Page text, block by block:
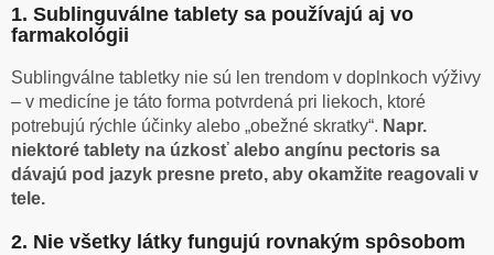
1. Sublinguválne tablety sa používajú aj vo
farmakológii
Sublingválne tabletky nie sú len trendom v doplnkoch výživy
– v medicíne je táto forma potvrdená pri liekoch, ktoré
potrebujú rýchle účinky alebo „obežné skratky“. Napr.
niektoré tablety na úzkosť alebo angínu pectoris sa
dávajú pod jazyk presne preto, aby okamžite reagovali v
tele.
2. Nie všetky látky fungujú rovnakým spôsobom